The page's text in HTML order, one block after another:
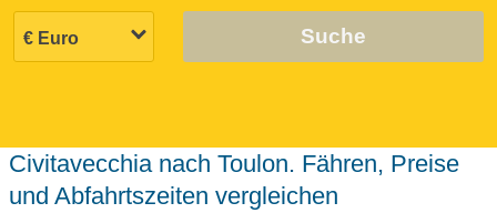
Suche
Civitavecchia nach Toulon. Fähren, Preise
und Abfahrtszeiten vergleichen